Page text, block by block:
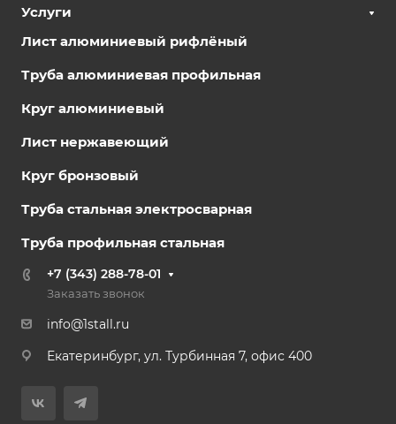
Услуги
Лист алюминиевый рифлёный
Труба алюминиевая профильная
Круг алюминиевый
Лист нержавеющий
Круг бронзовый
Труба стальная электросварная
Труба профильная стальная
+7 (343) 288-78-01
Заказать звонок
info@1stall.ru
Екатеринбург, ул. Турбинная 7, офис 400